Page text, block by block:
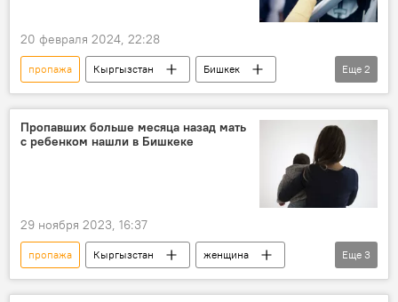
20 февраля 2024, 22:28
пропажа Кыргызстан
Бишкек
дети
обнаружение
Еще 2
Пропавших больше месяца назад мать
с ребенком нашли в Бишкеке
29 ноября 2023, 16:37
пропажа Кыргызстан
женщина
ребенок
милиция обнаружение
Еще 3